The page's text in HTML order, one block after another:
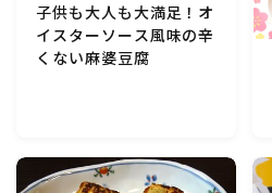
子供も大人も大満足！オ
イスターソース風味の辛
くない麻婆豆腐